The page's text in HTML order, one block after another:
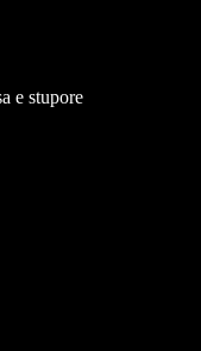
e stupore